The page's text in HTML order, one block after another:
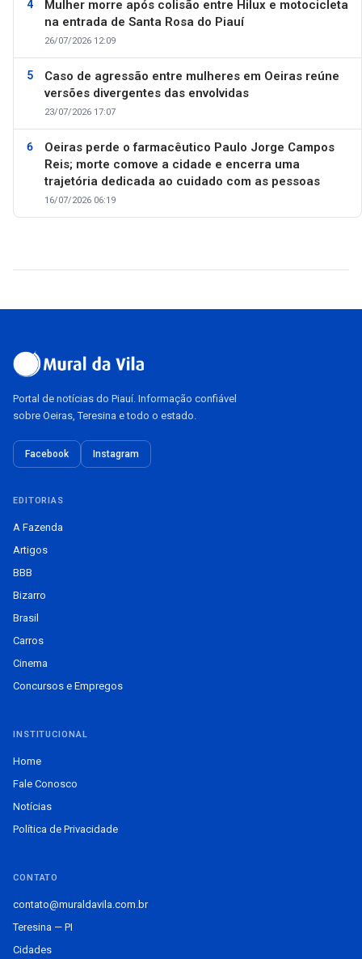
Mulher morre após colisão entre Hilux e motocicleta
na entrada de Santa Rosa do Piauí
26/07/2026 12:09
Caso de agressão entre mulheres em Oeiras reúne
versões divergentes das envolvidas
23/07/2026 17:07
Oeiras perde o farmacêutico Paulo Jorge Campos
Reis; morte comove a cidade e encerra uma
trajetória dedicada ao cuidado com as pessoas
16/07/2026 06:19
Portal de notícias do Piauí. Informação confiável
sobre Oeiras, Teresina e todo o estado.
Facebook Instagram
EDITORIAS
A Fazenda
Artigos
BBB
Bizarro
Brasil
Carros
Cinema
Concursos e Empregos
INSTITUCIONAL
Home
Fale Conosco
Notícias
Política de Privacidade
CONTATO
contato@muraldavila.com.br
Teresina — PI
Cidades